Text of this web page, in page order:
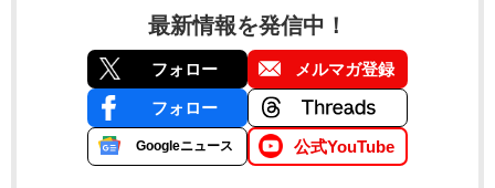
最新情報を発信中！
フォロー メルマガ登録
フォロー
Googleニュース 公式YouTube